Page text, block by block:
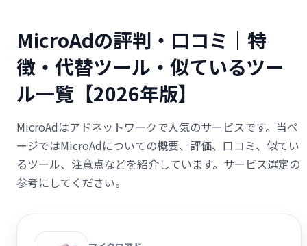
MicroAdの評判・口コミ｜特
徴・代替ツール・似ているツー
ル一覧【2026年版】
MicroAdはアドネットワークで人気のサービスです。当ペ
ージではMicroAdについての概要、評価、口コミ、似てい
るツール、注意点などを紹介しています。サービス選定の
参考にしてください。